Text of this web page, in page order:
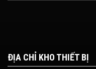
ĐỊA CHỈ KHO THIẾT BỊ